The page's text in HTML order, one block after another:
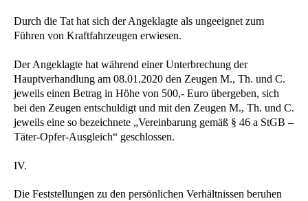
Durch die Tat hat sich der Angeklagte als ungeeignet zum
Führen von Kraftfahrzeugen erwiesen.
Der Angeklagte hat während einer Unterbrechung der
Hauptverhandlung am 08.01.2020 den Zeugen M., Th. und C.
jeweils einen Betrag in Höhe von 500,- Euro übergeben, sich
bei den Zeugen entschuldigt und mit den Zeugen M., Th. und C.
jeweils eine so bezeichnete „Vereinbarung gemäß § 46 a StGB –
Täter-Opfer-Ausgleich“ geschlossen.
IV.
Die Feststellungen zu den persönlichen Verhältnissen beruhen